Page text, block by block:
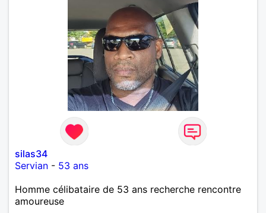
silas34
Servian - 53 ans
Homme célibataire de 53 ans recherche rencontre
amoureuse